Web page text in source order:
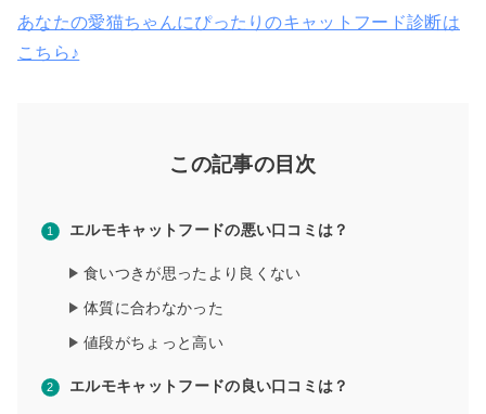
あなたの愛猫ちゃんにぴったりのキャットフード診断は
こちら♪
この記事の目次
エルモキャットフードの悪い口コミは？
食いつきが思ったより良くない
体質に合わなかった
値段がちょっと高い
エルモキャットフードの良い口コミは？